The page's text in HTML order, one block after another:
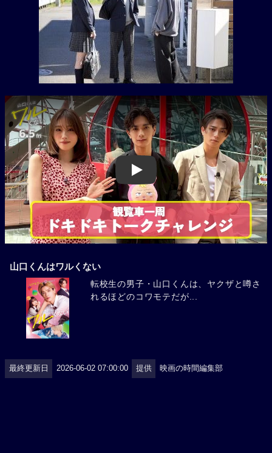
Play
山口くんはワルくない
転校生の男子・山口くんは、ヤクザと噂さ
れるほどのコワモテだが...
最終更新日 2026-06-02 07:00:00 提供 映画の時間編集部